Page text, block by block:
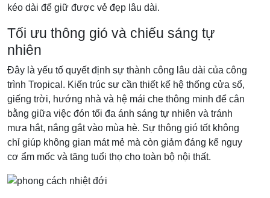
kéo dài để giữ được vẻ đẹp lâu dài.
Tối ưu thông gió và chiếu sáng tự
nhiên
Đây là yếu tố quyết định sự thành công lâu dài của công
trình Tropical. Kiến trúc sư cần thiết kế hệ thống cửa sổ,
giếng trời, hướng nhà và hệ mái che thông minh để cân
bằng giữa việc đón tối đa ánh sáng tự nhiên và tránh
mưa hắt, nắng gắt vào mùa hè. Sự thông gió tốt không
chỉ giúp không gian mát mẻ mà còn giảm đáng kể nguy
cơ ẩm mốc và tăng tuổi thọ cho toàn bộ nội thất.